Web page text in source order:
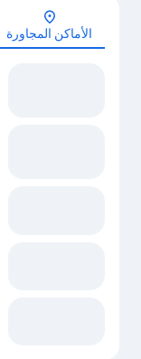
الأماكن المجاورة